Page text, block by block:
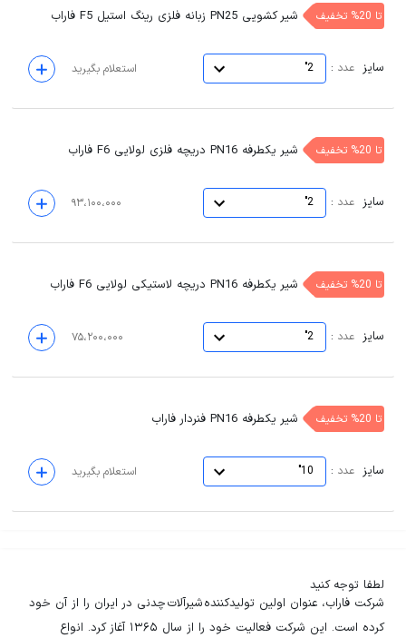
تا 20% تخفیف شیر کشویی PN25 زبانه فلزی رینگ استیل F5 فاراب
سایز عدد :
2" استعلام بگیرید
تا 20% تخفیف شیر یکطرفه PN16 دریچه فلزی لولایی F6 فاراب
سایز عدد :
2" ۹۳،۱۰۰،۰۰۰
تا 20% تخفیف شیر یکطرفه PN16 دریچه لاستیکی لولایی F6 فاراب
سایز عدد :
2" ۷۵،۲۰۰،۰۰۰
تا 20% تخفیف شیر یکطرفه PN16 فنردار فاراب
سایز عدد :
10" استعلام بگیرید
لطفا توجه کنید
شرکت فاراب، عنوان اولین تولیدکننده شیرآلات چدنی در ایران را از آن خود
کرده است. این شرکت فعالیت خود را از سال ۱۳۶۵ آغاز کرد. انواع